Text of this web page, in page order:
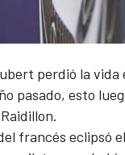
perdió la vida
pasado, esto
francés eclipsó el